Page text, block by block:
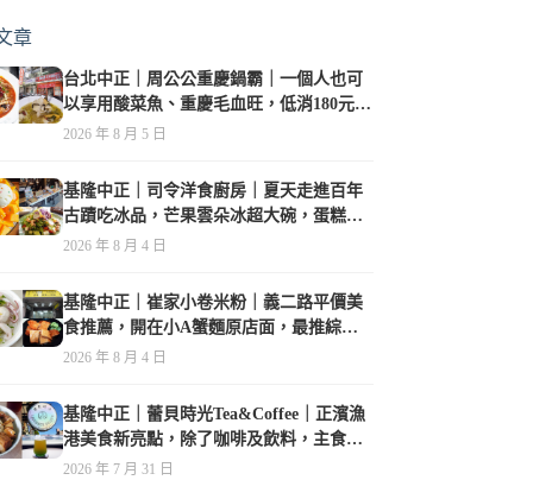
章
台北中正｜周公公重慶鍋霸｜一個人也可
以享用酸菜魚、重慶毛血旺，低消180元，
珍珠奶茶免費喝到爽
2026 年 8 月 5 日
基隆中正｜司令洋食廚房｜夏天走進百年
古蹟吃冰品，芒果雲朵冰超大碗，蛋糕、
甜點及炸物都在水準之上
2026 年 8 月 4 日
基隆中正｜崔家小卷米粉｜義二路平價美
食推薦，開在小A蟹麵原店面，最推綜合
海鮮麵
2026 年 8 月 4 日
基隆中正｜蕾貝時光Tea&Coffee｜正濱漁
港美食新亮點，除了咖啡及飲料，主食也
很有特色
2026 年 7 月 31 日